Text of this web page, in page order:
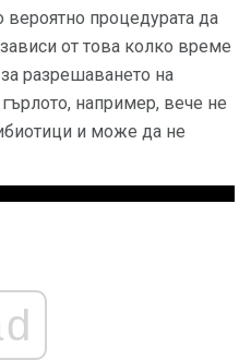
вероятно процедурата да
от това колко време
разрешаването на
например, вече не
и може да не